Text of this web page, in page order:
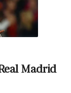
Madrid